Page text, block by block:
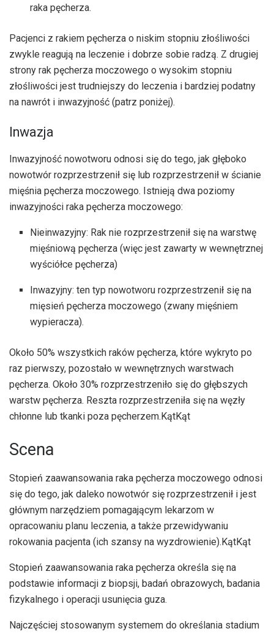
raka pęcherza.
Pacjenci z rakiem pęcherza o niskim stopniu złośliwości
zwykle reagują na leczenie i dobrze sobie radzą. Z drugiej
strony rak pęcherza moczowego o wysokim stopniu
złośliwości jest trudniejszy do leczenia i bardziej podatny
na nawrót i inwazyjność (patrz poniżej).
Inwazja
Inwazyjność nowotworu odnosi się do tego, jak głęboko
nowotwór rozprzestrzenił się lub rozprzestrzenił w ścianie
mięśnia pęcherza moczowego. Istnieją dwa poziomy
inwazyjności raka pęcherza moczowego:
Nieinwazyjny: Rak nie rozprzestrzenił się na warstwę
mięśniową pęcherza (więc jest zawarty w wewnętrznej
wyściółce pęcherza)
Inwazyjny: ten typ nowotworu rozprzestrzenił się na
mięsień pęcherza moczowego (zwany mięśniem
wypieracza).
Około 50% wszystkich raków pęcherza, które wykryto po
raz pierwszy, pozostało w wewnętrznych warstwach
pęcherza. Około 30% rozprzestrzeniło się do głębszych
warstw pęcherza. Reszta rozprzestrzeniła się na węzły
chłonne lub tkanki poza pęcherzem. KątKąt
Scena
Stopień zaawansowania raka pęcherza moczowego odnosi
się do tego, jak daleko nowotwór się rozprzestrzenił i jest
głównym narzędziem pomagającym lekarzom w
opracowaniu planu leczenia, a także przewidywaniu
rokowania pacjenta (ich szansy na wyzdrowienie).KątKąt
Stopień zaawansowania raka pęcherza określa się na
podstawie informacji z biopsji, badań obrazowych, badania
fizykalnego i operacji usunięcia guza.
Najczęściej stosowanym systemem do określania stadium